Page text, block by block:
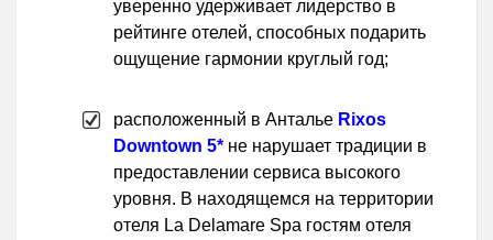
уверенно удерживает лидерство в
рейтинге отелей, способных подарить
ощущение гармонии круглый год;
расположенный в Анталье Rixos
Downtown 5* не нарушает традиции в
предоставлении сервиса высокого
уровня. В находящемся на территории
отеля La Delamare Spa гостям отеля